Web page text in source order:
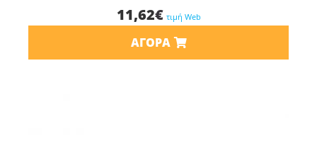
11,62€ τιμή Web
ΑΓΟΡΆ